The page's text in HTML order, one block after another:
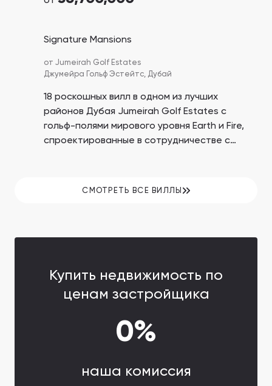
Signature Mansions
от Jumeirah Golf Estates
Джумейра Гольф Эстейтс, Дубай
18 роскошных вилл в одном из лучших
районов Дубая Jumeirah Golf Estates с
гольф-полями мирового уровня Earth и Fire,
спроектированные в сотрудничестве с
инфраструктуру и отличную транспортную
СМОТРЕТЬ ВСЕ ВИЛЛЫ
Купить недвижимость по
ценам застройщика
0%
наша комиссия